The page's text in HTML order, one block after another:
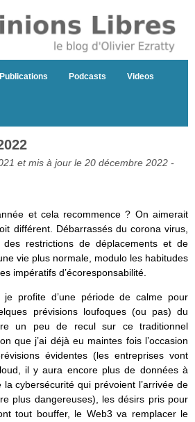
Publications Podcasts Videos
et mis à jour le 20 décembre 2022 -
et cela recommence ? On aimerait
différent. Débarrassés du corona virus,
des restrictions de déplacements et de
vie plus normale, modulo les habitudes
impératifs d’écoresponsabilité.
je profite d’une période de calme pour
prévisions loufoques (ou pas) du
un peu de recul sur ce traditionnel
que j’ai déjà eu maintes fois l’occasion
évidentes (les entreprises vont
il y aura encore plus de données à
cybersécurité qui prévoient l’arrivée de
plus dangereuses), les désirs pris pour
tout bouffer, le Web3 va remplacer le